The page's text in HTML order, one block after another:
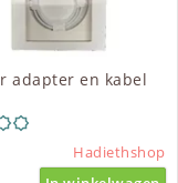
adapter en kabel
Hadiethshop